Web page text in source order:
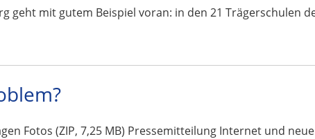
geht mit gutem Beispiel voran: in den 21 Trägerschulen
Fotos (ZIP, 7,25 MB) Pressemitteilung Internet und